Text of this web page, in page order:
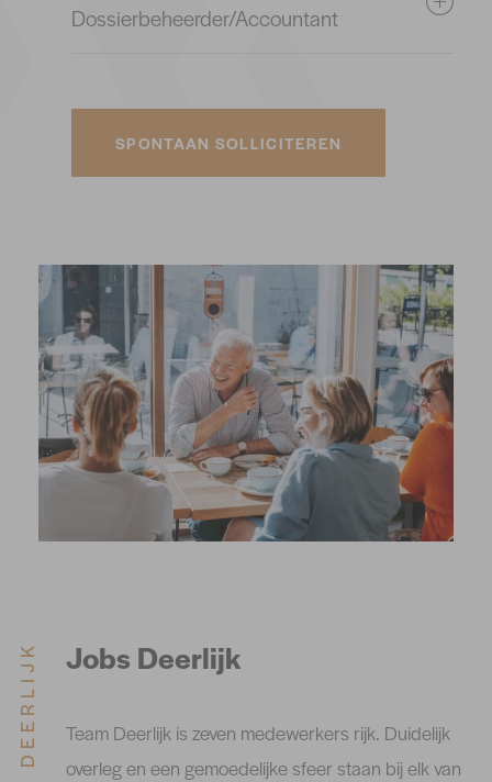
Dossierbeheerder/Accountant
SPONTAAN SOLLICITEREN
Jobs Deerlijk
Team Deerlijk is zeven medewerkers rijk. Duidelijk
overleg en een gemoedelijke sfeer staan bij elk van